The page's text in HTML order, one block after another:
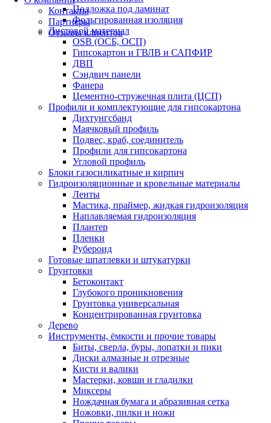
Контакты
Партнеры
Отзывы клиентов
Подложка под ламинат
Фольгированная изоляция
Листовой материал
OSB (ОСБ, ОСП)
Гипсокартон и ГВЛВ и САПФИР
ДВП
Сэндвич панели
Фанера
Цементно-стружечная плита (ЦСП)
Профили и комплектующие для гипсокартона
Дихтунгсбанд
Маячковый профиль
Подвес, краб, соединитель
Профили для гипсокартона
Угловой профиль
Блоки газосиликатные и кирпич
Гидроизоляционные и кровельные материалы
Ленты
Мастика, праймер, жидкая гидроизоляция
Наплавляемая гидроизоляция
Плантер
Пленки
Рубероид
Готовые шпатлевки и штукатурки
Грунтовки
Бетоконтакт
Глубокого проникновения
Грунтовка универсальная
Концентрированная грунтовка
Дерево
Инструменты, ёмкости и прочие товары
Биты, сверла, буры, лопатки и пики
Диски алмазные и отрезные
Кисти и валики
Мастерки, ковши и гладилки
Миксеры
Нождачная бумага и абразивная сетка
Ножовки, пилки и ножи